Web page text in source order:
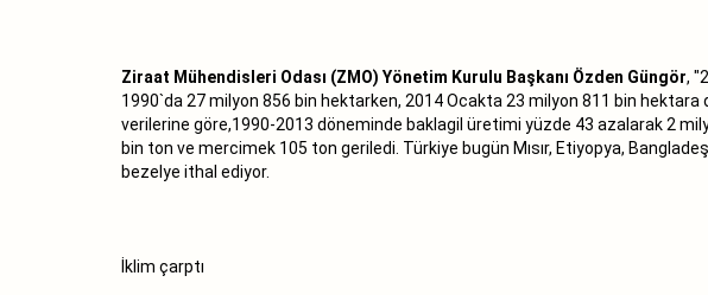
Ziraat Mühendisleri Odası (ZMO) Yönetim Kurulu Başkanı Özden Güngör,
1990`da 27 milyon 856 bin hektarken, 2014 Ocakta 23 milyon 811 bin
verilerine göre,1990-2013 döneminde baklagil üretimi yüzde 43 azalarak 2
bin ton ve mercimek 105 ton geriledi. Türkiye bugün Mısır, Etiyopya,
bezelye ithal ediyor.
İklim çarptı